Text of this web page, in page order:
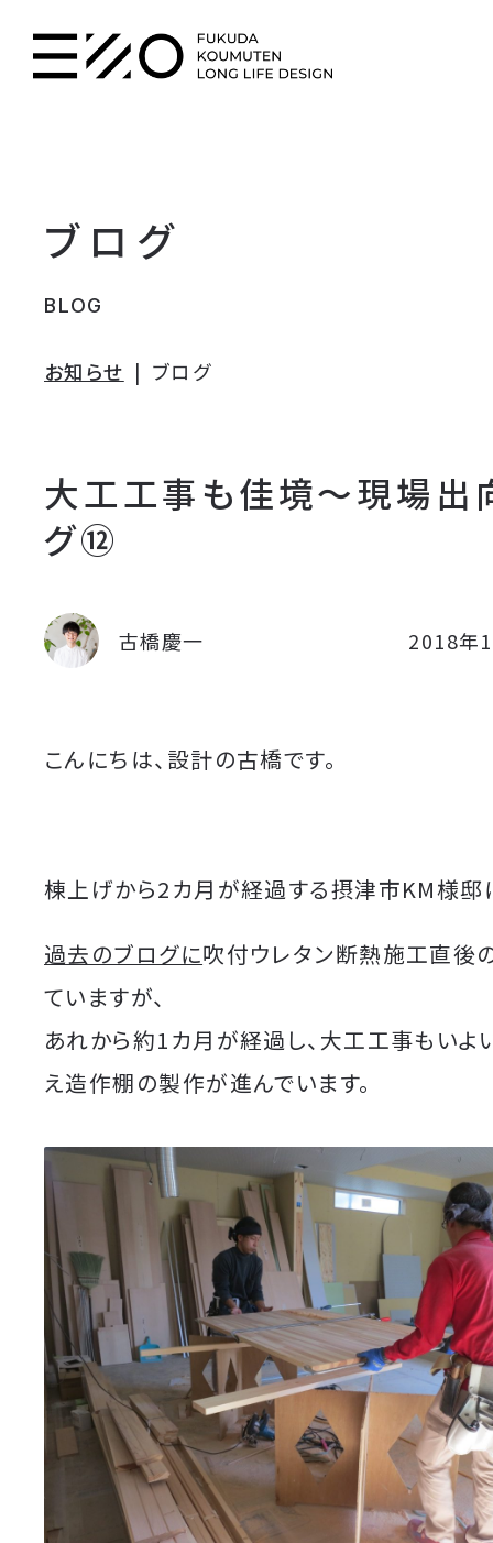
ブログ
BLOG
お知らせ ブログ
大工工事も佳境～現場出
グ⑫
2018年
古橋慶一
こんにちは、設計の古橋です。
棟上げから2カ月が経過する摂津市KM様邸
過去のブログに吹付ウレタン断熱施工直後
ていますが、
あれから約1カ月が経過し、大工工事もいよ
え造作棚の製作が進んでいます。